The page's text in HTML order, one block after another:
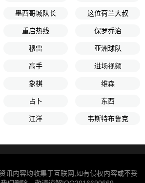
墨西哥城队长 这位荷兰大叔
重启热线 保罗乔治
穆雷 亚洲球队
高手 进场视频
象棋 维森
占卜 东西
江洋 韦斯特布鲁克
讯内容均收集于互联网,如有侵权内容或不妥